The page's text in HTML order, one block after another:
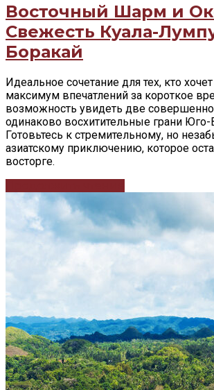
Восточный Шарм и
Свежесть Куала-
Боракай
Идеальное сочетание для тех, кто
максимум впечатлений за короткое
возможность увидеть две
одинаково восхитительные грани Юго-
Готовьтесь к стремительному, но
азиатскому приключению, которое
восторге.